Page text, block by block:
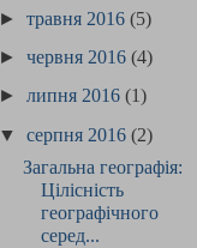
►травня 2016(5)
►червня 2016(4)
►липня 2016(1)
▼серпня 2016(2)
Загальна географія:
Цілісність
географічного
серед...